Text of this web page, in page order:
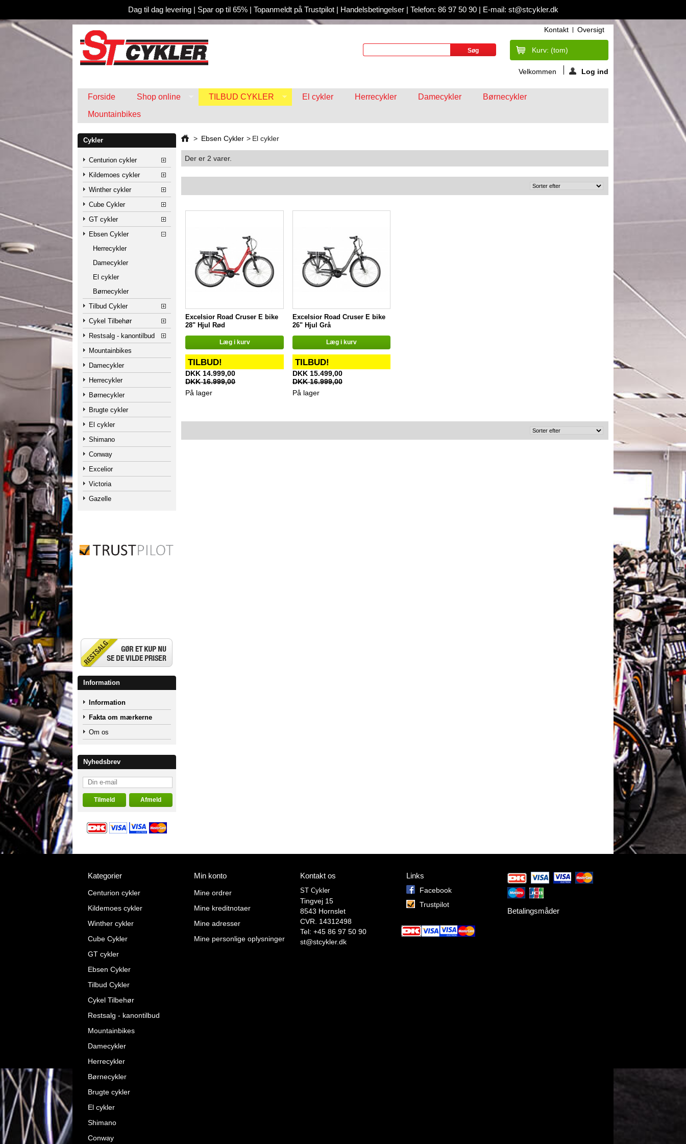
Dag til dag levering Spar op til 65%| Topanmeldt på Trustpilot Handelsbetingelser| Telefon: 86 97 50 90 | E-mail: st@stcykler.dk
Kontakt Oversigt
Kurv: (tom)
Velkommen Log ind
Forside Shop online TILBUD CYKLER El cykler Herrecykler Damecykler
Børnecykler
Mountainbikes
Cykler
Centurion cykler
Kildemoes cykler
Winther cykler
Cube Cykler
GT cykler
Ebsen Cykler
Herrecykler
Damecykler
El cykler
Børnecykler
Tilbud Cykler
Cykel Tilbehør
Restsalg - kanontilbud
Mountainbikes
Damecykler
Herrecykler
Børnecykler
Brugte cykler
El cykler
Shimano
Conway
Excelior
Victoria
Gazelle
Information
Information
Fakta om mærkerne
Om os
Nyhedsbrev
> Ebsen Cykler > El cykler
Der er 2 varer.
Excelsior Road Cruser E bike
28" Hjul Rød
Læg i kurv
TILBUD!
DKK 14.999,00
DKK 16.999,00
På lager
Excelsior Road Cruser E bike
26" Hjul Grå
Læg i kurv
TILBUD!
DKK 15.499,00
DKK 16.999,00
På lager
Kategorier
Centurion cykler
Kildemoes cykler
Winther cykler
Cube Cykler
GT cykler
Ebsen Cykler
Tilbud Cykler
Cykel Tilbehør
Restsalg - kanontilbud
Mountainbikes
Damecykler
Herrecykler
Børnecykler
Brugte cykler
El cykler
Shimano
Conway
Min konto
Mine ordrer
Mine kreditnotaer
Mine adresser
Mine personlige oplysninger
Kontakt os
ST Cykler
Tingvej 15
8543 Hornslet
CVR. 14312498
Tel: +45 86 97 50 90
st@stcykler.dk
Links
Facebook
Trustpilot
Betalingsmåder